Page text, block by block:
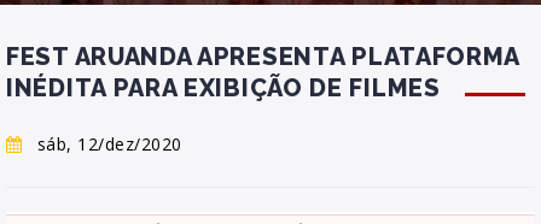
FEST ARUANDA APRESENTA PLATAFORMA
INÉDITA PARA EXIBIÇÃO DE FILMES
sáb, 12/dez/2020